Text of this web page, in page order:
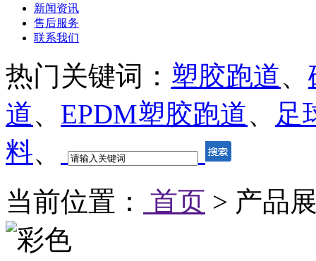
新闻资讯
售后服务
联系我们
热门关键词： 塑胶跑道、
道、 EPDM塑胶跑道、 足
料、
当前位置：
首页 > 产品